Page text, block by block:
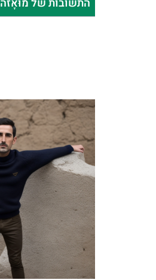
התשובות של מוּאָזה